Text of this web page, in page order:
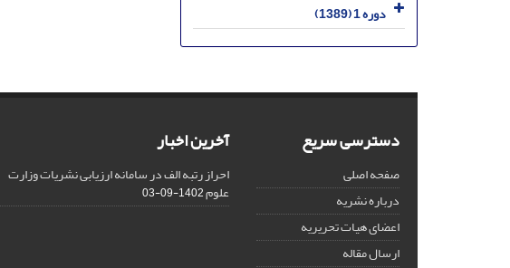
دوره 1 (1389)
دسترسی سریع
صفحه اصلی
درباره نشریه
اعضای هیات تحریریه
ارسال مقاله
آخرین اخبار
احراز رتبه الف در سامانه ارزیابی نشریات وزارت
علوم1402-09-03